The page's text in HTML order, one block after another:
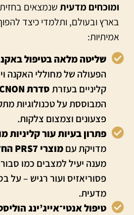
ומוכחים מדעיתשנמצאים
בארץ ובעולם, ותלמדי כיצד
אמיתיות:
שליטה מלאה בטיפול
הפעולה של מחוללי האקנה
קליניים בעזרתסדרת ACNON
המבוססת על טכנולוגיות
פצעונים וצמצום צלקות.
פתרון בעיות עור קליניות
מדויקת עםמוצרי PRS7 החדשניים
מענה יעיל למצבים כמו
פסוריאזיס ועור רגיש – על
מדעית.
טיפול אנטי־אייג’ינג